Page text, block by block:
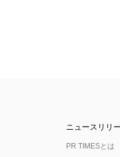
ニュースリリ
PR TIMESとは